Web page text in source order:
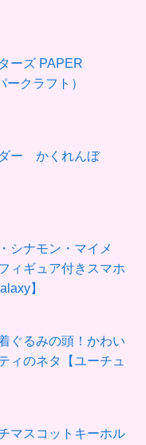
ーズ PAPER
クラフト）
ー かくれんぼ
シナモン・マイメ
ィギュア付きスマホ
】
ぐるみの頭！かわい
ィのネタ【ユーチュ
マスコットキーホル